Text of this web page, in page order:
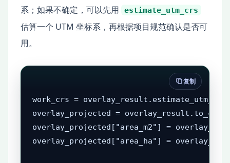
系；如果不确定，可以先用
estimate_utm_crs
估算一个 UTM 坐标系，再根据项目规范确认是否可
用。
work_crs =
overlay_projected =
overlay_projected["area_m2"] =
overlay_projected["area_ha"] =
复制